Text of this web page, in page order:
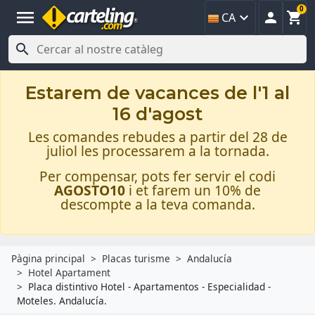
menu CA   
0

Estarem de vacances de l'1 al
16 d'agost
Les comandes rebudes a partir del 28 de
juliol les processarem a la tornada.
Per compensar, pots fer servir el codi
AGOSTO10 i et farem un 10% de
descompte a la teva comanda.
Pàgina principal Placas turisme
Andalucía
Hotel Apartament
Placa distintivo Hotel - Apartamentos - Especialidad -
Moteles. Andalucía.